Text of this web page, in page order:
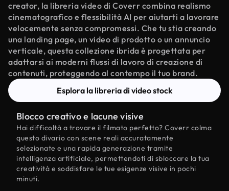
creator, la libreria video di Coverr combina realismo
cinematografico e flessibilità AI per aiutarti a lavorare
velocemente senza compromessi. Che tu stia creando
una landing page, un video di prodotto o un annuncio
verticale, questa collezione ibrida è progettata per
adattarsi ai moderni flussi di lavoro di creazione di
contenuti, proteggendo al contempo il tuo brand.
Esplora la libreria di video stock
Blocco creativo e lacune visive
Hai difficoltà a trovare il filmato perfetto? Coverr colma
questo divario con scene reali accuratamente
selezionate e una rapida generazione tramite
intelligenza artificiale, permettendoti di sbloccare la tua
creatività e soddisfare le tue esigenze visive in pochi
minuti.